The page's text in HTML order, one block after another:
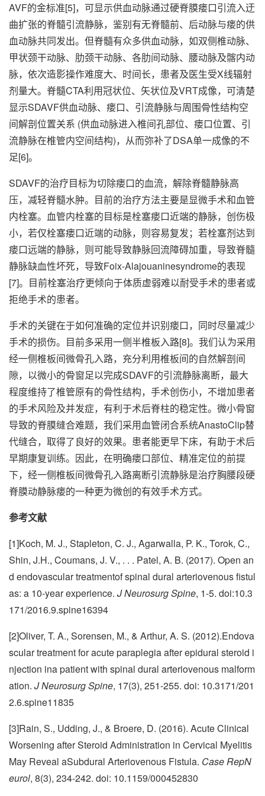
AVF的金标准[5]，可显示供血动脉通过硬脊膜瘘口引流入迂
曲扩张的脊髓引流静脉，鉴别有无脊髓前、后动脉与瘘的供
血动脉共同发出。但脊髓有众多供血动脉，如双侧椎动脉、
甲状颈干动脉、肋颈干动脉、各肋间动脉、腰动脉及髂内动
脉，依次造影操作难度大、时间长，患者及医生受X线辐射
剂量大。脊髓CTA利用冠状位、矢状位及VRT成像，可清楚
显示SDAVF供血动脉、瘘口、引流静脉与周围骨性结构空
间解剖位置关系 (供血动脉进入椎间孔部位、瘘口位置、引
流静脉在椎管内空间结构)，从而弥补了DSA单一成像的不
足[6]。
SDAVF的治疗目标为切除瘘口的血流，解除脊髓静脉高
压，减轻脊髓水肿。目前的治疗方法主要是显微手术和血管
内栓塞。血管内栓塞的目标是栓塞瘘口近端的静脉，创伤极
小，若仅栓塞瘘口近端的动脉，则容易复发；若栓塞剂达到
瘘口远端的静脉，则可能导致静脉回流障碍加重，导致脊髓
静脉缺血性坏死，导致Foix-Alajouaninesyndrome的表现
[7]。目前栓塞治疗更倾向于体质虚弱难以耐受手术的患者或
拒绝手术的患者。
手术的关键在于如何准确的定位并识别瘘口，同时尽量减少
手术的损伤。目前多采用一侧半椎板入路[8]。我们认为采用
经一侧椎板间微骨孔入路，充分利用椎板间的自然解剖间
隙，以微小的骨窗足以完成SDAVF的引流静脉离断，最大
程度维持了椎管原有的骨性结构，手术创伤小，不增加患者
的手术风险及并发症，有利于术后脊柱的稳定性。微小骨窗
导致的脊膜缝合难题，我们采用血管闭合系统AnastoClip替
代缝合，取得了良好的效果。患者能更早下床，有助于术后
早期康复训练。因此，在明确瘘口部位、精准定位的前提
下，经一侧椎板间微骨孔入路离断引流静脉是治疗胸腰段硬
脊膜动静脉瘘的一种更为微创的有效手术方式。
参考文献
[1]Koch, M. J., Stapleton, C. J., Agarwalla, P. K., Torok, C.,
Shin, J.H., Coumans, J. V., . . . Patel, A. B. (2017). Open an
d endovascular treatmentof spinal dural arteriovenous fistul
as: a 10-year experience. J Neurosurg Spine, 1-5. doi:10.3
171/2016.9.spine16394
[2]Oliver, T. A., Sorensen, M., & Arthur, A. S. (2012).Endova
scular treatment for acute paraplegia after epidural steroid i
njection ina patient with spinal dural arteriovenous malform
ation. J Neurosurg Spine, 17(3), 251-255. doi: 10.3171/201
2.6.spine11835
[3]Rain, S., Udding, J., & Broere, D. (2016). Acute Clinical
Worsening after Steroid Administration in Cervical Myelitis
May Reveal aSubdural Arteriovenous Fistula. Case RepN
eurol, 8(3), 234-242. doi: 10.1159/000452830